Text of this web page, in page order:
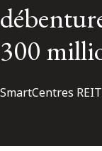
Réseau des
300
SmartCentres REIT